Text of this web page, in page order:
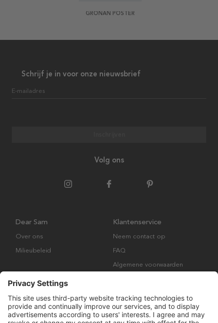
GRÖNAN POSTER
Schrijf je in voor onze nieuwsbrief
E-mailadres
Volg ons
Dear Sam
Over ons
Milieubeleid
Klantenservice
Neem contact op
FAQ
Algemene voorwaarden